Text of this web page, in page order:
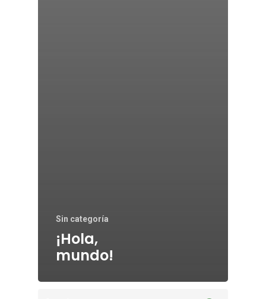
Sin categoría
¡Hola,
mundo!